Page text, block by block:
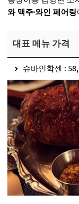
와 맥주·와인 페어링
대표 메뉴 가격
슈바인학센 :